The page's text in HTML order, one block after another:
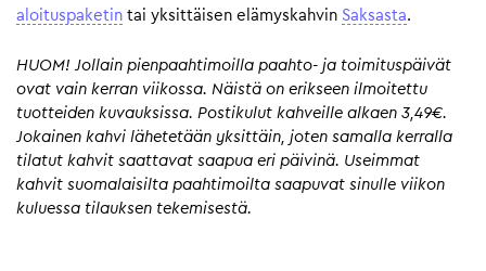
aloituspaketin tai yksittäisen elämyskahvin Saksasta.
HUOM! Jollain pienpaahtimoilla paahto- ja toimituspäivät
ovat vain kerran viikossa. Näistä on erikseen ilmoitettu
tuotteiden kuvauksissa. Postikulut kahveille alkaen 3,49€.
Jokainen kahvi lähetetään yksittäin, joten samalla kerralla
tilatut kahvit saattavat saapua eri päivinä. Useimmat
kahvit suomalaisilta paahtimoilta saapuvat sinulle viikon
kuluessa tilauksen tekemisestä.